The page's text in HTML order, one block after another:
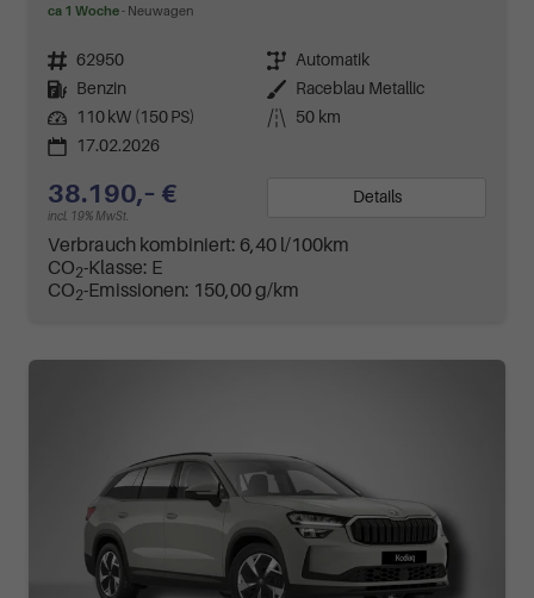
ca 1 Woche Neuwagen
Fahrzeugnr. 62950 Getriebe Automatik
Kraftstoff
Benzin Außenfarbe
Raceblau Metallic
Leistung
110 kW (150 PS) Kilometerstand
50 km
17.02.2026
38.190,– €
incl. 19% MwSt.
Details
Verbrauch kombiniert: 6,40 l/100km
CO2-Klasse: E
CO2-Emissionen: 150,00 g/km